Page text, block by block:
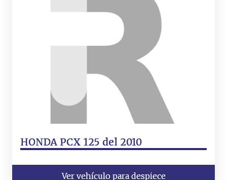
HONDA PCX 125 del 2010
Ver vehículo para despiece